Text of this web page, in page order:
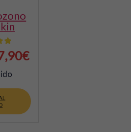
€El
es: